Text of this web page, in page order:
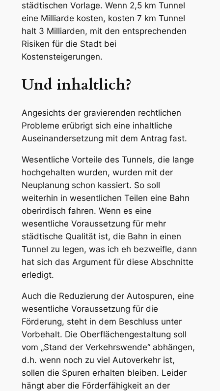
städtischen Vorlage. Wenn 2,5 km Tunnel
eine Milliarde kosten, kosten 7 km Tunnel
halt 3 Milliarden, mit den entsprechenden
Risiken für die Stadt bei
Kostensteigerungen.
Und inhaltlich?
Angesichts der gravierenden rechtlichen
Probleme erübrigt sich eine inhaltliche
Auseinandersetzung mit dem Antrag fast.
Wesentliche Vorteile des Tunnels, die lange
hochgehalten wurden, wurden mit der
Neuplanung schon kassiert. So soll
weiterhin in wesentlichen Teilen eine Bahn
oberirdisch fahren. Wenn es eine
wesentliche Voraussetzung für mehr
städtische Qualität ist, die Bahn in einen
Tunnel zu legen, was ich eh bezweifle, dann
hat sich das Argument für diese Abschnitte
erledigt.
Auch die Reduzierung der Autospuren, eine
wesentliche Voraussetzung für die
Förderung, steht in dem Beschluss unter
Vorbehalt. Die Oberflächengestaltung soll
vom „Stand der Verkehrswende“ abhängen,
d.h. wenn noch zu viel Autoverkehr ist,
sollen die Spuren erhalten bleiben. Leider
hängt aber die Förderfähigkeit an der